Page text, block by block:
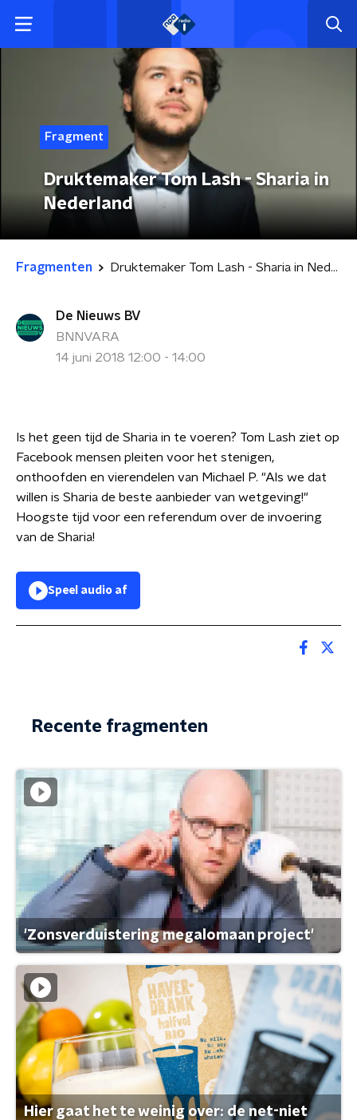
Fragment
Druktemaker Tom Lash - Sharia in
Nederland
Fragmenten Druktemaker Tom Lash - Sharia in Nederland
De Nieuws BV
BNNVARA
14 juni 2018 12:00 - 14:00
Is het geen tijd de Sharia in te voeren? Tom Lash ziet op
Facebook mensen pleiten voor het stenigen,
onthoofden en vierendelen van Michael P. "Als we dat
willen is Sharia de beste aanbieder van wetgeving!"
Hoogste tijd voor een referendum over de invoering
van de Sharia!
Speel audio af
Recente fragmenten
'Zonsverduistering megalomaan project'
Hier gaat het te weinig over: de net-niet